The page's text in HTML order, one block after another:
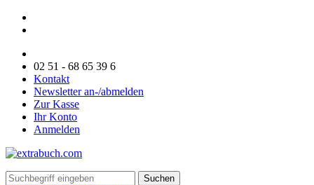
02 51 - 68 65 39 6
Kontakt
Newsletter an-/abmelden
Zur Kasse
Ihr Konto
Anmelden
Suchen